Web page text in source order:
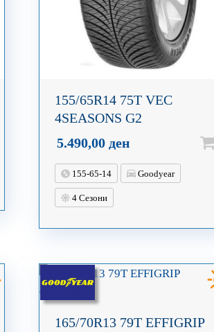
155/65R14 75T VEC
4SEASONS G2
5.490,00 ден
155-65-14 Goodyear
4 Сезони
165/70R13 79T EFFIGRIP